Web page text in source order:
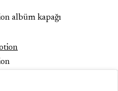
albüm kapağı